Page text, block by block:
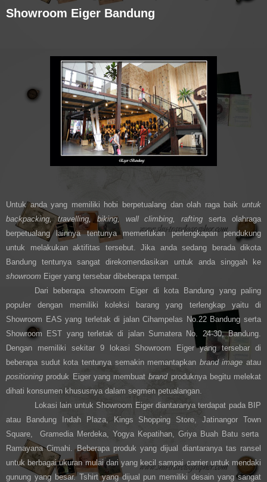
Showroom Eiger Bandung
Untuk anda yang memiliki hobi berpetualang dan olah raga baik untuk
backpacking, travelling, biking, wall climbing, rafting serta olahraga
berpetualang lainnya tentunya memerlukan perlengkapan pendukung
untuk melakukan aktifitas tersebut. Jika anda sedang berada dikota
Bandung tentunya sangat direkomendasikan untuk anda singgah ke
showroom Eiger yang tersebar dibeberapa tempat.
Dari beberapa showroom Eiger di kota Bandung yang paling
populer dengan memiliki koleksi barang yang terlengkap yaitu di
Showroom EAS yang terletak di jalan Cihampelas No.22 Bandung serta
Showroom EST yang terletak di jalan Sumatera No. 24-30, Bandung.
Dengan memiliki sekitar 9 lokasi Showroom Eiger yang tersebar di
beberapa sudut kota tentunya semakin memantapkan brand image atau
positioning produk Eiger yang membuatbrandproduknya begitu melekat
dihati konsumen khususnya dalam segmen petualangan.
Lokasi lain untuk Showroom Eiger diantaranya terdapat pada BIP
atau Bandung Indah Plaza, Kings Shopping Store, Jatinangor Town
Square, Gramedia Merdeka, Yogya Kepatihan, Griya Buah Batu serta
Ramayana Cimahi. Beberapa produk yang dijual diantaranya tas ransel
untuk berbagai ukuran mulai dari yang kecil sampai carrier untuk mendaki
gunung yang besar. Tshirt yang dijual pun memiliki desain yang sangat